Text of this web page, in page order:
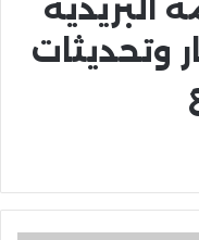
البريدية
وتحديثات